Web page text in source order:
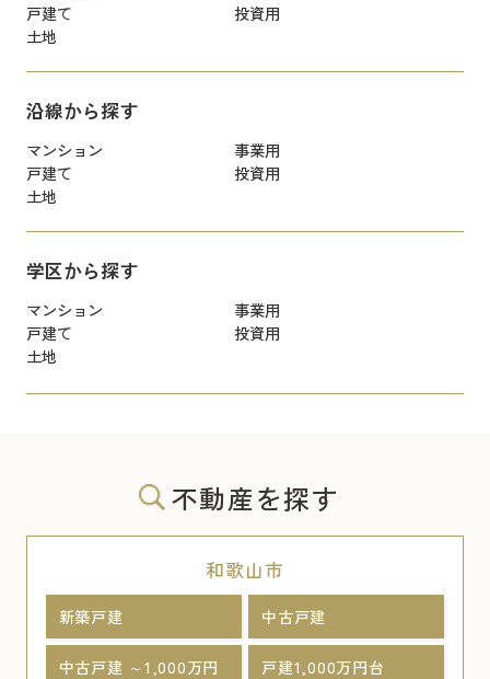
戸建て
投資用
土地
沿線から探す
マンション
事業用
戸建て
投資用
土地
学区から探す
マンション
事業用
戸建て
投資用
土地
不動産を探す
和歌山市
新築戸建 中古戸建
中古戸建 ～1,000万円 戸建1,000万円台